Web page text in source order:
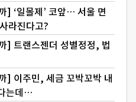
] ‘일몰제’ 코앞… 서울 면
라진다고?
] 트랜스젠더 성별정정, 법
] 이주민, 세금 꼬박꼬박 내
는데…